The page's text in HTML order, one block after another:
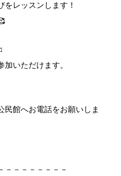
をレッスンします！
いただけます。
民館へお電話をお願いしま
－－－－－－－－